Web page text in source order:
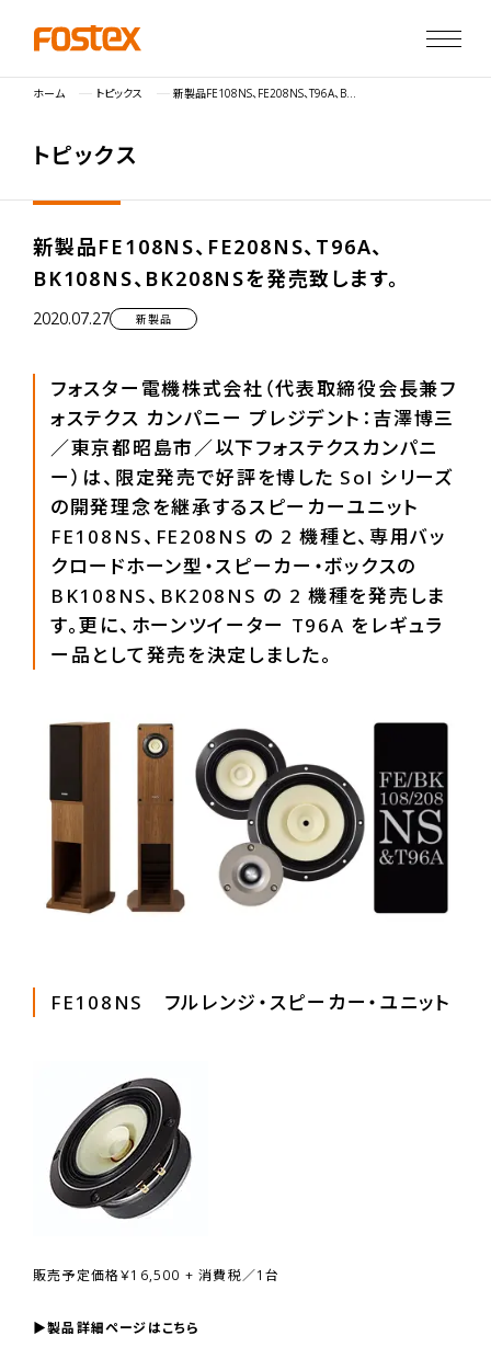
ホーム トピックス 新製品FE108NS、FE208NS、T96A、BK108NS、BK208NSを発売致します。
トピックス
新製品FE108NS、FE208NS、T96A、
BK108NS、BK208NSを発売致します。
2020.07.27 新製品
フォスター電機株式会社（代表取締役会長兼フ
ォステクス カンパニー プレジデント：吉澤博三
／東京都昭島市／以下フォステクスカンパニ
ー）は、限定発売で好評を博した Sol シリーズ
の開発理念を継承するスピーカーユニット
FE108NS、FE208NS の 2 機種と、専用バッ
クロードホーン型・スピーカー・ボックスの
BK108NS、BK208NS の 2 機種を発売しま
す。更に、ホーンツイーター T96A をレギュラ
ー品として発売を決定しました。
FE108NS フルレンジ・スピーカー・ユニット
販売予定価格￥16,500 + 消費税／1台
▶製品詳細ページはこちら